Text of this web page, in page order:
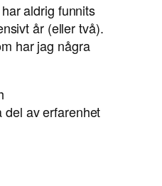
aldrig funnits
år (eller två).
har jag några
del av erfarenhet